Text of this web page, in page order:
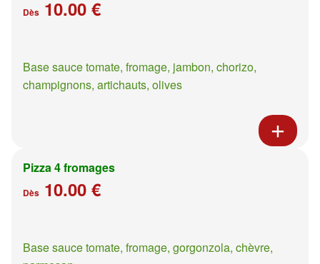
Dès 10.00 €
Base sauce tomate, fromage, jambon, chorizo,
champignons, artichauts, olives
Pizza 4 fromages
Dès 10.00 €
Base sauce tomate, fromage, gorgonzola, chèvre,